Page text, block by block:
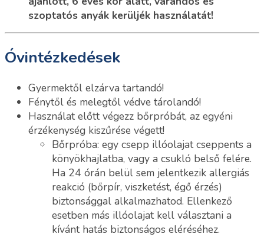
szoptatós anyák kerüljék használatát!
Óvintézkedések
Gyermektől elzárva tartandó!
Fénytől és melegtől védve tárolandó!
Használat előtt végezz bőrpróbát, az egyéni
érzékenység kiszűrése végett!
Bőrpróba: egy csepp illóolajat cseppents a
könyökhajlatba, vagy a csukló belső felére.
Ha 24 órán belül sem jelentkezik allergiás
reakció (bőrpír, viszketést, égő érzés)
biztonsággal alkalmazhatod. Ellenkező
esetben más illóolajat kell választani a
kívánt hatás biztonságos eléréséhez.